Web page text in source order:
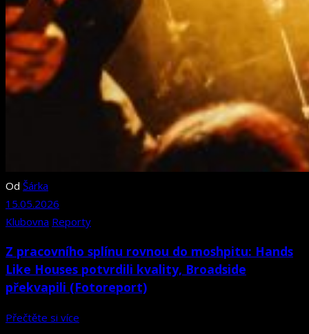
Od Šárka
15.05.2026
Klubovna Reporty
Z pracovního splínu rovnou do moshpitu: Hands
Like Houses potvrdili kvality, Broadside
překvapili (Fotoreport)
Přečtěte si více